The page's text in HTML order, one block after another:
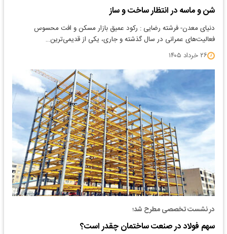
شن‌ و ماسه در انتظار ساخت‌ و ساز
دنیای معدن- فرشته رضایی : رکود عمیق بازار مسکن و افت محسوس
فعالیت‌های عمرانی در سال گذشته و جاری، یکی از قدیمی‌ترین…
۲۶ خرداد ۱۴۰۵
در نشست تخصصی مطرح شد؛
سهم فولاد در صنعت ساختمان چقدر است؟